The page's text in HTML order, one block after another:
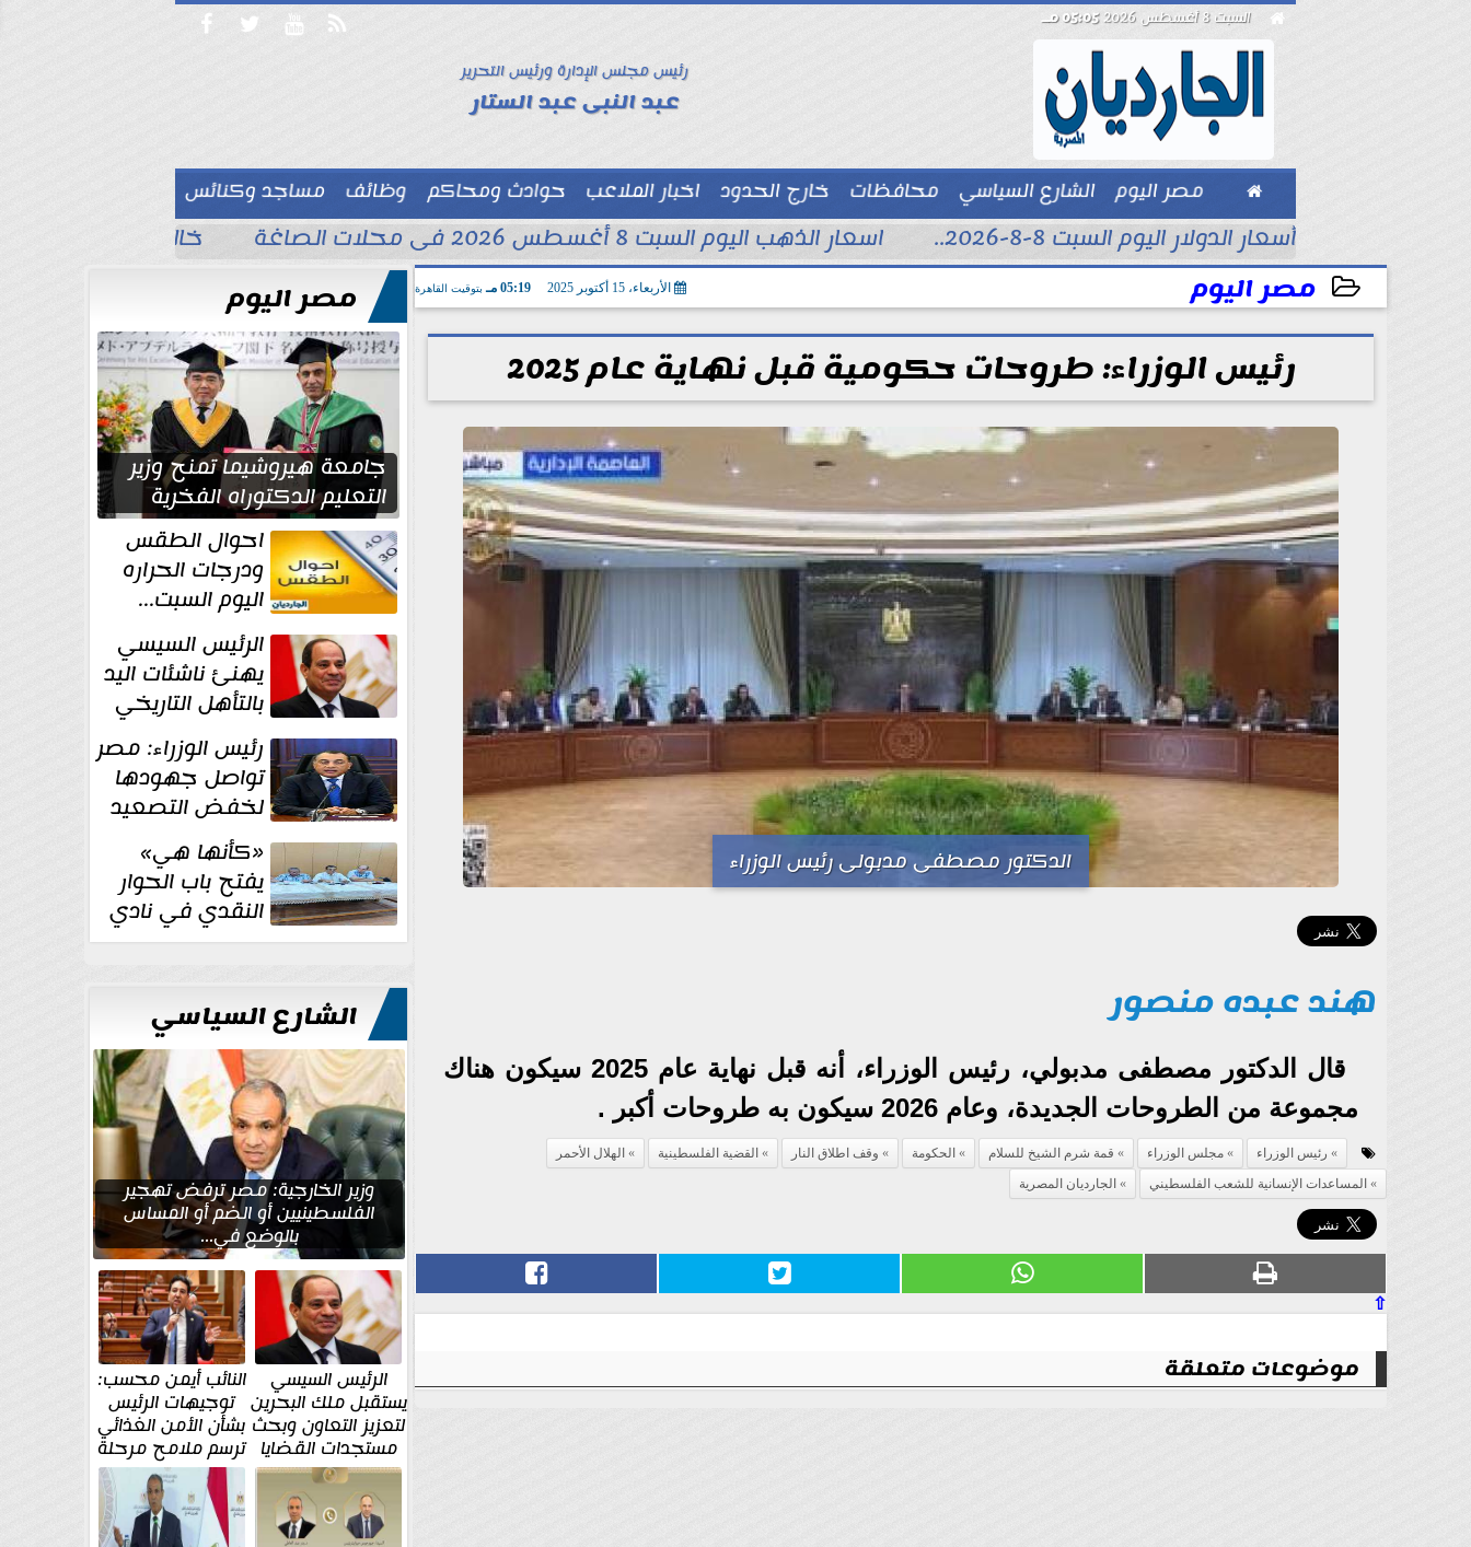
   
 السبت 8 أغسطس 2026 05:05 مـ
رئيس مجلس الإدارة ورئيس التحرير
عبد النبى عبد الستار
 مصر اليوم الشارع السياسي محافظات خارج الحدود اخبار الملاعب حوادث ومحاكم وظائف
مساجد وكنائس
بيزنس
توك شو  أسعار الدولار اليوم السبت 8-8-2026.. اسعار الذهب اليوم السبت 8 أغسطس 2026 فى محلات الصاغة خالد الغندور يطلب
مصر اليوم الأربعاء، 15 أكتوبر 2025 05:19 مـ بتوقيت القاهرة
2025-10-15 17:19:24
رئيس الوزراء: طروحات حكومية قبل نهاية عام 2025
الدكتور مصطفى مدبولى رئيس الوزراء
هند عبده منصور
قال الدكتور مصطفى مدبولي، رئيس الوزراء، أنه قبل نهاية عام 2025 سيكون هناك
مجموعة من الطروحات الجديدة، وعام 2026 سيكون به طروحات أكبر .
رئيس الوزراء مجلس الوزراء قمة شرم الشيخ للسلام الحكومة وقف اطلاق النار القضية الفلسطينية
الهلال الأحمر
المساعدات الإنسانية للشعب الفلسطيني
الجارديان المصرية
⇧
موضوعات متعلقة
مصر اليوم
جامعة هيروشيما تمنح وزير
التعليم الدكتوراه الفخرية
تقديرا لما حققهاحوال الطقس
ودرجات الحراره
اليوم السبت...
العظمى في
القاهره 36 درجة الرئيس السيسي
يهنئ ناشئات اليد
بالتأهل التاريخي
إلى نصف نهائي
كأس العالم رئيس الوزراء: مصر
تواصل جهودها
لخفض التصعيد
والحفاظ على
الاستقرار الإقليمي«كأنها هي»
يفتح باب الحوار
النقدي في نادي
أدب مصر الجديدة
الشارع السياسي
وزير الخارجية: مصر ترفض تهجير
الفلسطينيين أو الضم أو المساس
بالوضع في...
الرئيس السيسي
يستقبل ملك البحرين
لتعزيز التعاون وبحث
مستجدات القضايا
الإقليمية والدولية
النائب أيمن محسب:
توجيهات الرئيس
بشأن الأمن الغذائي
ترسم ملامح مرحلة
جديدة